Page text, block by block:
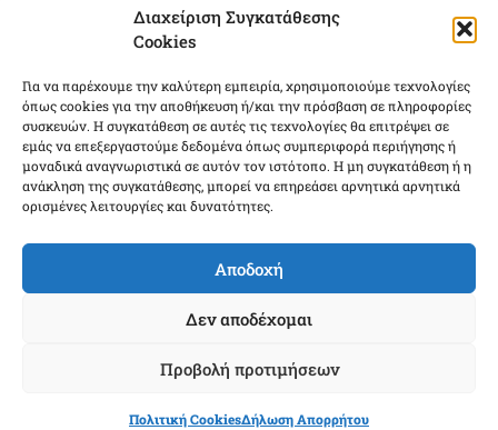
Διαχείριση Συγκατάθεσης
Cookies
Για να παρέχουμε την καλύτερη εμπειρία, χρησιμοποιούμε τεχνολογίες
όπως cookies για την αποθήκευση ή/και την πρόσβαση σε πληροφορίες
συσκευών. Η συγκατάθεση σε αυτές τις τεχνολογίες θα επιτρέψει σε
εμάς να επεξεργαστούμε δεδομένα όπως συμπεριφορά περιήγησης ή
μοναδικά αναγνωριστικά σε αυτόν τον ιστότοπο. Η μη συγκατάθεση ή η
ανάκληση της συγκατάθεσης, μπορεί να επηρεάσει αρνητικά αρνητικά
ορισμένες λειτουργίες και δυνατότητες.
Αποδοχή
Δεν αποδέχομαι
Προβολή προτιμήσεων
Πολιτική CookiesΔήλωση Απορρήτου
Κάντε κλικ για να αποδεχτείτε cookies
εμπορικής προώθησης και να
Powered & Created byCloudmanager.gr